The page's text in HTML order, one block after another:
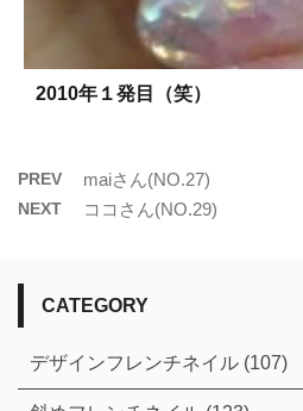
2010年１発目（笑）
PREV maiさん(NO.27)
NEXT ココさん(NO.29)
CATEGORY
デザインフレンチネイル (107)